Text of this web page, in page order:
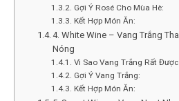
Gợi Ý Rosé Cho Mùa Hè:
Kết Hợp Món Ăn:
4. White Wine – Vang Trắng
Nóng
Vì Sao Vang Trắng Rất
Gợi Ý Vang Trắng:
Kết Hợp Món Ăn: